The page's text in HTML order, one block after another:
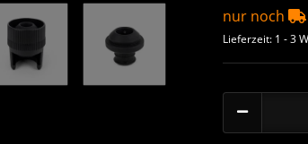
nur noch
Lieferzeit: 1 - 3